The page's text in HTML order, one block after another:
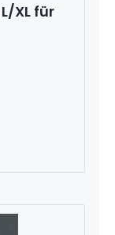
XL für